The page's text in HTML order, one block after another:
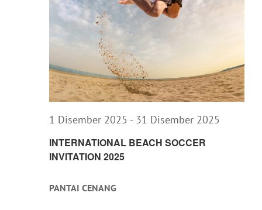
INTERNATIONAL BEACH SOCCER
INVITATION 2025
1 Disember 2025 - 31 Disember 2025
PANTAI CENANG